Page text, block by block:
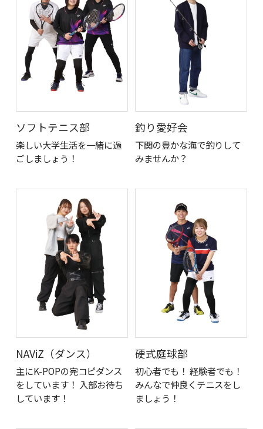
ソフトテニス部
楽しい大学生活を一緒に過
ごしましょう！
釣り愛好会
下関の豊かな海で釣りして
みませんか？
NAViZ（ダンス）
主にK-POPの完コピダンス
をしています！ 入部お待ち
しています！
硬式庭球部
初心者でも！ 経験者でも！
みんなで仲良くテニスをし
ましょう！